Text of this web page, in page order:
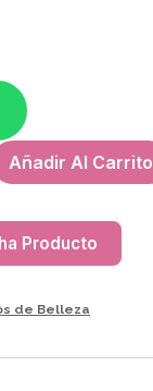
Añadir Al Carrito
Producto
de Belleza